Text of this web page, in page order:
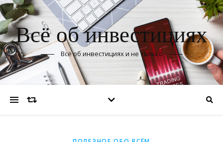
Всё об инвестициях
Всё об инвестициях и не только